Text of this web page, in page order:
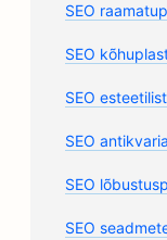
SEO
SEO
SEO
SEO
SEO
SEO